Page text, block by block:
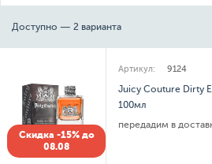
Доступно — 2 варианта
Скидка -15% до
08.08
Артикул: 9124
Juicy Couture Dirty
100мл
передадим в